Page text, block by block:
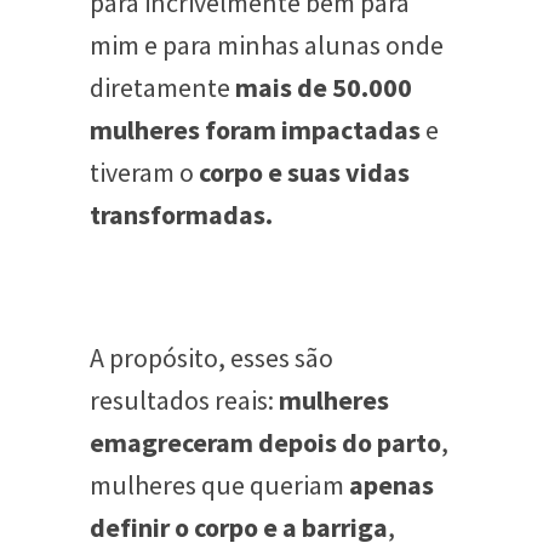
mim e para minhas alunas onde
diretamente mais de 50.000
mulheres foram impactadase
tiveram o corpo e suas vidas
transformadas.
A propósito, esses são
resultados reais: mulheres
emagreceram depois do parto,
mulheres que queriam apenas
definir o corpo e a barriga,